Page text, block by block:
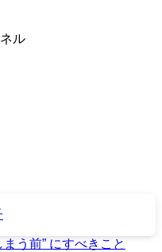
ル
まう前” にすべきこと